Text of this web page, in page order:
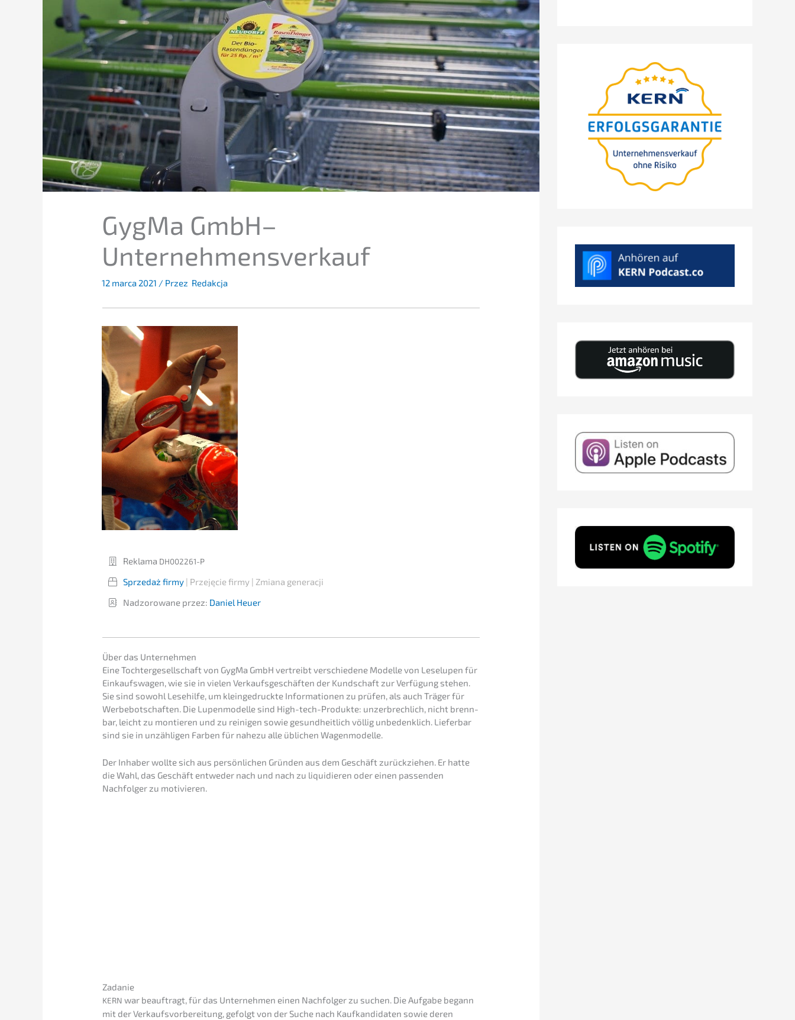
GygMa GmbH–
Unternehmensverkauf
12 marca 2021 / Przez Redakcja
Rekla­ma DH002261-P
Sprze­daż firmy | Przejęcie firmy | Zmiana generacji
Nadzo­ro­wa­ne przez: Daniel Heuer
Über das Unternehmen
Eine Tochter­ge­sell­schaft von GygMa GmbH vertreibt verschie­de­ne Model­le von Leselu­pen für
Einkaufs­wa­gen, wie sie in vielen Verkaufs­ge­schäf­ten der Kundschaft zur Verfü­gung stehen.
Sie sind sowohl Lesehil­fe, um klein­ge­druck­te Infor­ma­tio­nen zu prüfen, als auch Träger für
Werbe­bot­schaf­ten. Die Lupen­mo­del­le sind High-tech-Produk­te: unzer­brech­lich, nicht brenn­
bar, leicht zu montie­ren und zu reini­gen sowie gesund­heit­lich völlig unbedenk­lich. Liefer­bar
sind sie in unzäh­li­gen Farben für nahezu alle üblichen Wagenmodelle.
Der Inhaber wollte sich aus persön­li­chen Gründen aus dem Geschäft zurück­zie­hen. Er hatte
die Wahl, das Geschäft entwe­der nach und nach zu liqui­die­ren oder einen passen­den
Nachfol­ger zu motivieren.
Zadanie
KERN war beauf­tragt, für das Unter­neh­men einen Nachfol­ger zu suchen. Die Aufga­be begann
mit der Verkaufs­vor­be­rei­tung, gefolgt von der Suche nach Kaufkan­di­da­ten sowie deren
Sprze­daż firmy
(M&A) bez
ryzyka i utraty
wartości